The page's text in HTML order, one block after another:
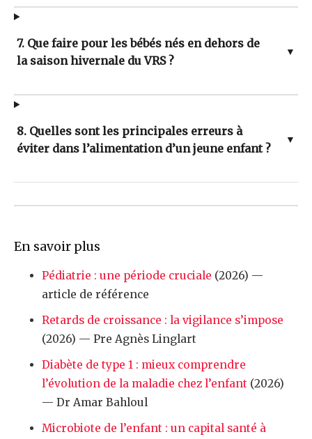
7. Que faire pour les bébés nés en dehors de
la saison hivernale du VRS ?
▼
8. Quelles sont les principales erreurs à
éviter dans l’alimentation d’un jeune enfant ?
▼
En savoir plus
Pédiatrie : une période cruciale (2026) —
article de référence
Retards de croissance : la vigilance s’impose
(2026) — Pre Agnès Linglart
Diabète de type 1 : mieux comprendre
l’évolution de la maladie chez l’enfant (2026)
— Dr Amar Bahloul
Microbiote de l’enfant : un capital santé à